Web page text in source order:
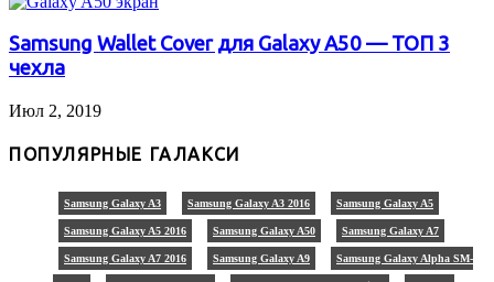
Samsung Wallet Cover для Galaxy A50 — ТОП 3
чехла
Июл 2, 2019
ПОПУЛЯРНЫЕ ГАЛАКСИ
Samsung Galaxy A3 Samsung Galaxy A3 2016 Samsung Galaxy A5
Samsung Galaxy A5 2016 Samsung Galaxy A50 Samsung Galaxy A7
Samsung Galaxy A7 2016 Samsung Galaxy A9 Samsung Galaxy Alpha SM-